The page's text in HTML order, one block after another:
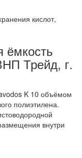
ёмкость
Трейд, г.
K 10 объёмом
полиэтилена.
внутри